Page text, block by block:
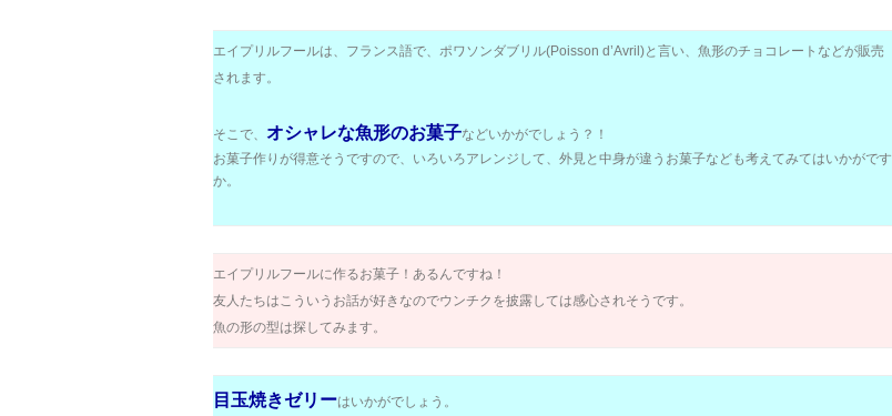
エイプリルフールは、フランス語で、ポワソンダブリル(Poisson d’Avril)と言い、魚形のチョコレートなどが販売
されます。
そこで、 オシャレな魚形のお菓子などいかがでしょう？！
お菓子作りが得意そうですので、いろいろアレンジして、外見と中身が違うお菓子なども考えてみてはいかがです
か。
エイプリルフールに作るお菓子！あるんですね！
友人たちはこういうお話が好きなのでウンチクを披露しては感心されそうです。
魚の形の型は探してみます。
目玉焼きゼリーはいかがでしょう。